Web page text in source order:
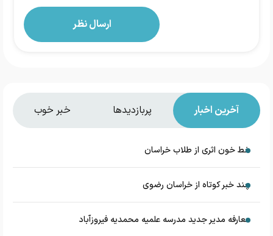
آخرین اخبار پربازدیدها خبر خوب
خط خون اثری از طلاب خراسان
چند خبر کوتاه از خراسان رضوی
معارفه مدیر جدید مدرسه علمیه محمدیه فیروزآباد